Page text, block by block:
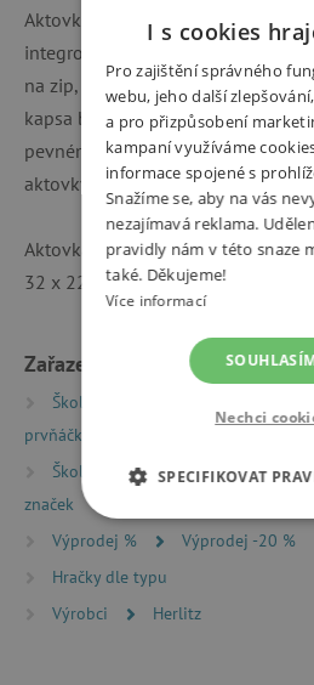
Aktovka disponuje 1 prostornou
integrovaným prostorem pro
na zip, 1 přední kapsou a 1 malou
kapsa bez problémů pojme 0,5 l
pevnému dnu aktovka dobře stojí,
aktovky před vlhkostí.
Aktovka váží 1,1 kg, její objem je
32 x 22 cm (výška, šířka, hloubka).
Zařazeno v kategoriích
Školní batohy a aktovky
prvňáčky
Školní batohy a aktovky
značek
Výprodej %
Výprodej -20 %
Hračky dle typu
Výrobci
Herlitz
I s cookies
Pro zajištění správného
webu, jeho další
a pro přizpůsobení
kampaní využíváme
informace spojené s
Snažíme se, aby na vás
nezajímavá reklama.
pravidly nám v této snaze
také. Děkujeme!
Více informací
Nechci
SPECIFIKOVAT
ANALYTICKÉ